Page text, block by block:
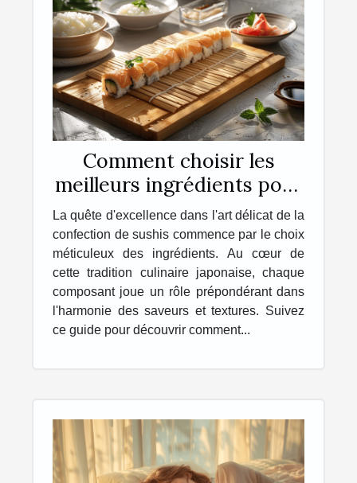
Comment choisir les
meilleurs ingrédients pour
vos sushis faits maison
La quête d'excellence dans l'art délicat de la
confection de sushis commence par le choix
méticuleux des ingrédients. Au cœur de
cette tradition culinaire japonaise, chaque
composant joue un rôle prépondérant dans
l'harmonie des saveurs et textures. Suivez
ce guide pour découvrir comment...